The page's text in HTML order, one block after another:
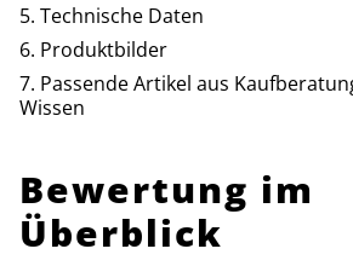
Technische Daten
Produktbilder
Passende Artikel aus
Wissen
Bewertung im
Überblick